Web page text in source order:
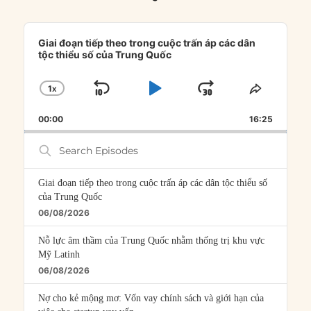
Audio
Player
Giai đoạn tiếp theo trong cuộc trấn áp các dân
tộc thiểu số của Trung Quốc
CHANGE
RATE
1X
SKIP
PLAYJUMP
FORWARD
SHARE
00:00 16:25
Search
Episodes
Giai đoạn tiếp theo trong cuộc trấn áp các dân tộc thiểu số
của Trung Quốc
06/08/2026
Nỗ lực âm thầm của Trung Quốc nhằm thống trị khu vực
Mỹ Latinh
06/08/2026
Nợ cho kẻ mộng mơ: Vốn vay chính sách và giới hạn của